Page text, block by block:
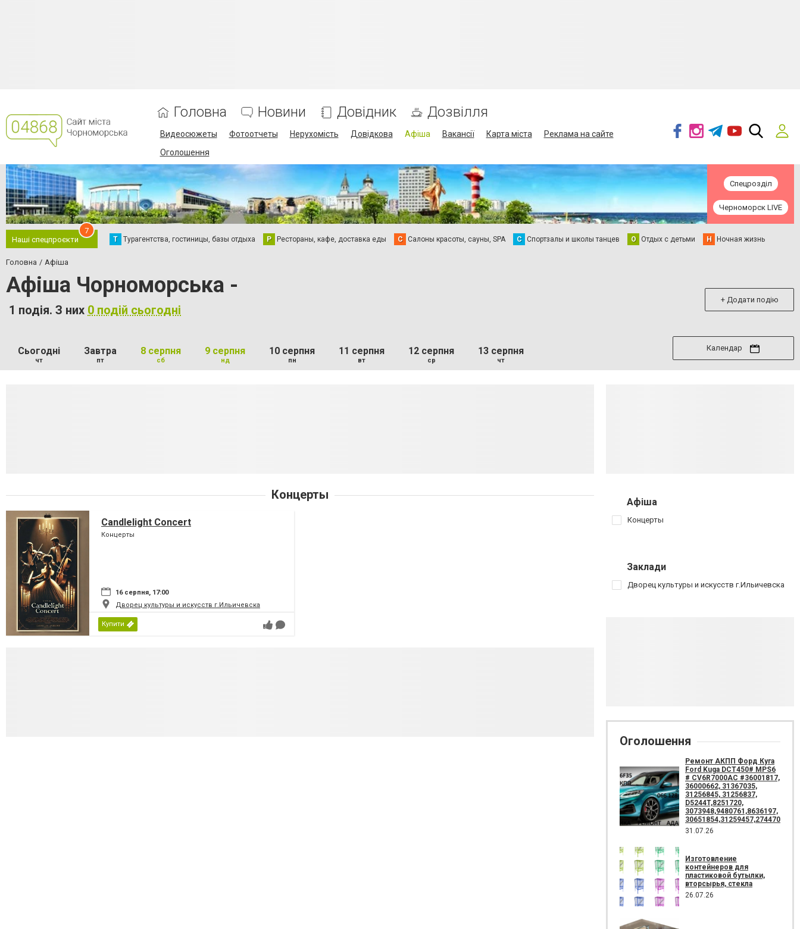
Головна Новини Довідник Дозвілля
Видеосюжеты Фотоотчеты Нерухомість Довідкова Афіша Вакансії Карта міста
Реклама на сайте
Оголошення
Спецрозділ
Черноморск LIVE
Наші спецпроєкти
7
Т Турагентства, гостиницы, базы отдыха Р Рестораны, кафе, доставка еды С Салоны красоты, сауны, SPA С Спортзалы и школы танцев О Отдых с детьми Н Ночная жизнь
Головна Афіша
Афіша Чорноморська -
1 подія. З них 0 подій сьогодні
+ Додати подію
Сьогодні
чт
Завтра
пт
8 серпня
сб
9 серпня
нд
10 серпня
пн
11 серпня
вт
12 серпня
ср
13 серпня
чт
Календар
Концерты
Candlelight Concert
Концерты
16 серпня, 17:00
Дворец культуры и искусств г.Ильичевска
Купити
Афіша
Концерты
Заклади
Дворец культуры и искусств г.Ильичевска
Оголошення
Ремонт АКПП Форд Куга
Ford Kuga DCT450# MPS6
# CV6R7000AC #36001817,
36000662, 31367035,
31256845, 31256837,
D5244T,8251720,
3073948,9480761,8636197,
30651854,31259457,274470
31.07.26
Изготовление
контейнеров для
пластиковой бутылки,
вторсырья, стекла
26.07.26